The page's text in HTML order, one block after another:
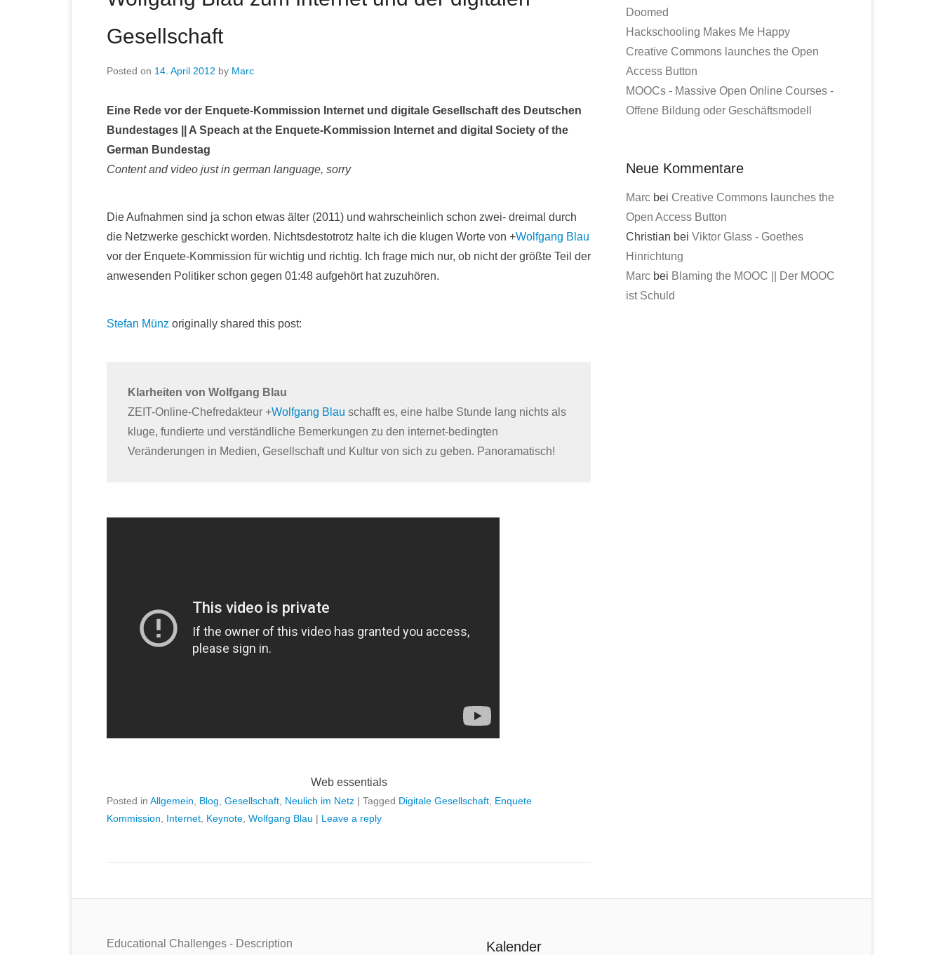
Gesellschaft
Posted on 14. April 2012 by Marc
Eine Rede vor der Enquete-Kommission Internet und digitale Gesellschaft des Deutschen
Bundestages || A Speach at the Enquete-Kommission Internet and digital Society of the
German Bundestag
Content and video just in german language, sorry
Die Aufnahmen sind ja schon etwas älter (2011) und wahrscheinlich schon zwei- dreimal durch
die Netzwerke geschickt worden. Nichtsdestotrotz halte ich die klugen Worte von +Wolfgang Blau
vor der Enquete-Kommission für wichtig und richtig. Ich frage mich nur, ob nicht der größte Teil der
anwesenden Politiker schon gegen 01:48 aufgehört hat zuzuhören.
Stefan Münz originally shared this post:
Klarheiten von Wolfgang Blau
ZEIT-Online-Chefredakteur +Wolfgang Blau schafft es, eine halbe Stunde lang nichts als
kluge, fundierte und verständliche Bemerkungen zu den internet-bedingten
Veränderungen in Medien, Gesellschaft und Kultur von sich zu geben. Panoramatisch!
Web essentials
Posted in Allgemein Blog Gesellschaft Neulich im Netz | Tagged Digitale Gesellschaft Enquete
Kommission
Internet Keynote Wolfgang Blau | Leave a reply
Doomed
Hackschooling Makes Me Happy
Creative Commons launches the Open
Access Button
MOOCs - Massive Open Online Courses -
Offene Bildung oder Geschäftsmodell
Neue Kommentare
Marc bei Creative Commons launches the
Open Access Button
Christian bei Viktor Glass - Goethes
Hinrichtung
Marc bei Blaming the MOOC || Der MOOC
ist Schuld
Educational Challenges - Description
Kalender